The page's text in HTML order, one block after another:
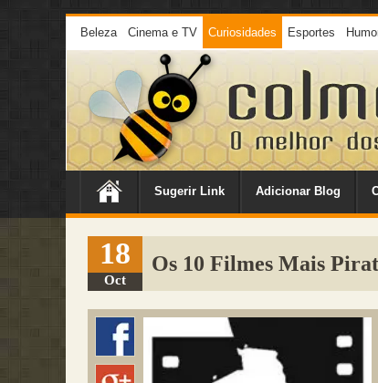
Beleza Cinema e TV Curiosidades Esportes
Sugerir Link Adicionar Blog
18
Oct
Os 10 Filmes Mais